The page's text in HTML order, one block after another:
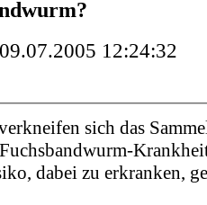
09.07.2005 12:24:32
sich das
dabei zu erkranken,